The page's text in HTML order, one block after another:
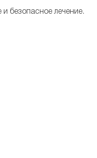
безопасное лечение.